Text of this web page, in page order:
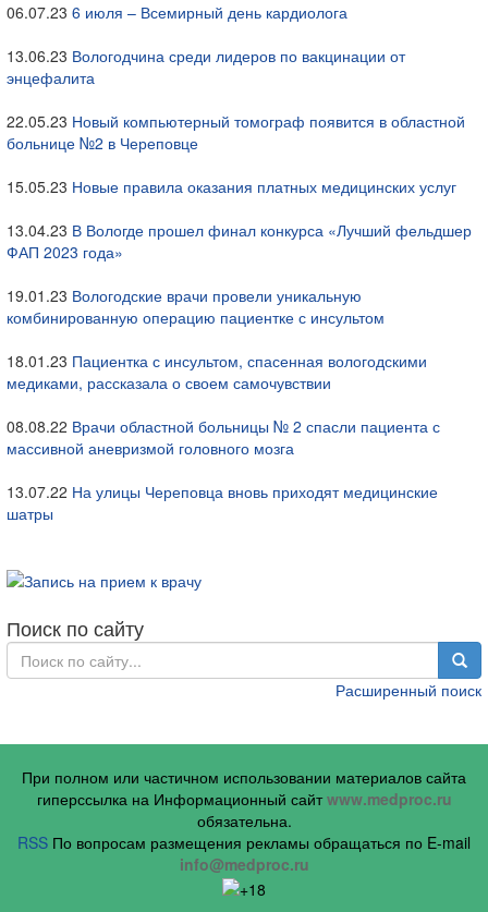
06.07.23 6 июля – Всемирный день кардиолога
13.06.23 Вологодчина среди лидеров по вакцинации от
энцефалита
22.05.23 Новый компьютерный томограф появится в областной
больнице №2 в Череповце
15.05.23 Новые правила оказания платных медицинских услуг
13.04.23 В Вологде прошел финал конкурса «Лучший фельдшер
ФАП 2023 года»
19.01.23 Вологодские врачи провели уникальную
комбинированную операцию пациентке с инсультом
18.01.23 Пациентка с инсультом, спасенная вологодскими
медиками, рассказала о своем самочувствии
08.08.22 Врачи областной больницы № 2 спасли пациента с
массивной аневризмой головного мозга
13.07.22 На улицы Череповца вновь приходят медицинские
шатры
Поиск по сайту
Расширенный поиск
При полном или частичном использовании материалов сайта
гиперссылка на Информационный сайтwww.medproc.ru
обязательна.
RSS По вопросам размещения рекламы обращаться по E-mail
info@medproc.ru